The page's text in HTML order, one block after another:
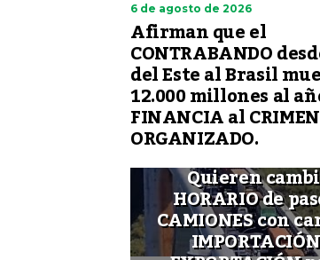
6 de agosto de 2026
Afirman que el
CONTRABANDO
del Este al Brasil
12.000 millones al
FINANCIA al CRIMEN
ORGANIZADO.
Quieren
HORARIO de
CAMIONES con